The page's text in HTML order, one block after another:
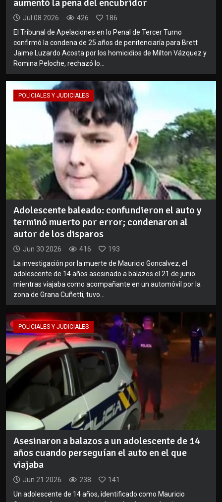
aumentó la pena del encubridor
Jul 08 2026 426
186
El Tribunal de Apelaciones en lo Penal de Tercer Turno
confirmó la condena de 25 años de penitenciaría para Brett
Jaime Luzardo Acosta por los homicidios de Milton Vázquez y
Romina Peloche, rechazó lo...
POLICIALES Y JUDICIALES
Adolescente baleado: confundieron el auto y
terminó muerto por error; condenaron al
autor de los disparos
Jun 30 2026 416
193
La investigación por la muerte de Mauricio Goncalvez, el
adolescente de 14 años asesinado a balazos el 21 de junio
mientras viajaba como acompañante en un automóvil por la
zona de Grana Cuñetti, tuvo...
POLICIALES Y JUDICIALES
Asesinaron a balazos a un adolescente de 14
años cuando perseguían el auto en el que
viajaba
Jun 21 2026 238
141
Un adolescente de 14 años, identificado como Mauricio